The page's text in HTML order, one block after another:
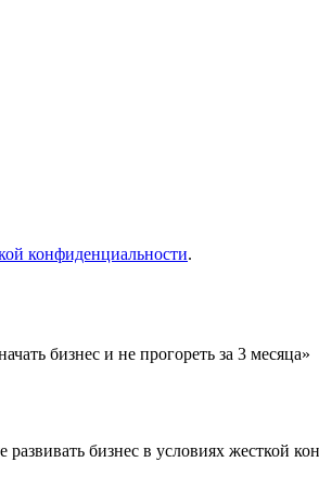
конфиденциальности.
бизнес и не прогореть за 3 месяца»
бизнес в условиях жесткой